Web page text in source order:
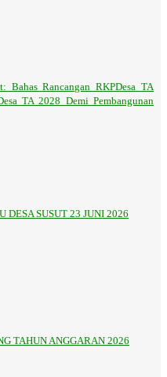
Bahas Rancangan RKPDesa TA
TA 2028 Demi Pembangunan
DESA SUSUT 23 JUNI 2026
TAHUN ANGGARAN 2026